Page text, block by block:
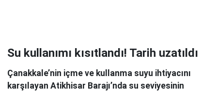
Su kullanımı kısıtlandı! Tarih uzatıldı
Çanakkale’nin içme ve kullanma suyu ihtiyacını
karşılayan Atikhisar Barajı’nda su seviyesinin